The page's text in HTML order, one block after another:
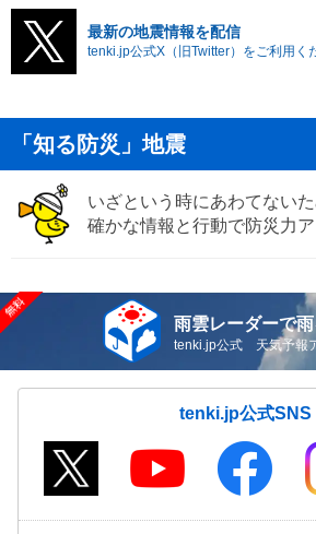
最新の地震情報を配信
tenki.jp公式X（旧Twitter）をご利用く
「知る防災」地震
いざという時にあわてない
確かな情報と行動で防災力
雨雲レーダーで雨
tenki.jp公式 天気予報
tenki.jp公式SNS